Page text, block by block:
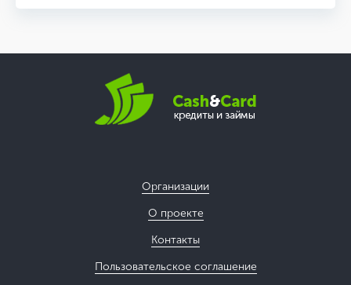
Организации
О проекте
Контакты
Пользовательское соглашение